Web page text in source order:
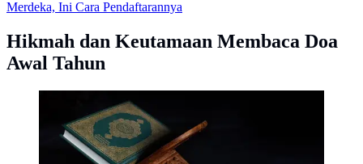
Merdeka, Ini Cara Pendaftarannya
Hikmah dan Keutamaan Membaca Doa
Awal Tahun